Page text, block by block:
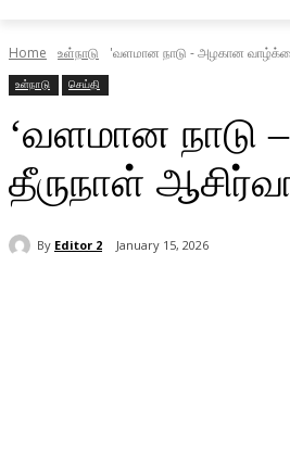
Home உள்நாடு 'வளமான நாடு - அழகான
உள்நாடு செய்தி
‘வளமான நாடு
தீருநாள்
By Editor 2 January 15, 2026